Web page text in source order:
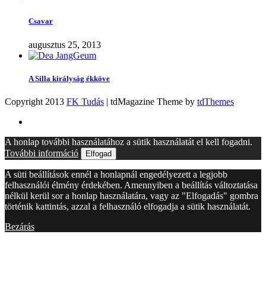
Csavar
augusztus 25, 2013
A Silla királyság ékköve
Copyright 2013 FK Tudás | tdMagazine Theme by tdThemes
A honlap további használatához a sütik használatát el kell fogadni.
További információ
Elfogad
A süti beállítások ennél a honlapnál engedélyezett a legjobb
felhasználói élmény érdekében. Amennyiben a beállítás változtatása
nélkül kerül sor a honlap használatára, vagy az "Elfogadás" gombra
történik kattintás, azzal a felhasználó elfogadja a sütik használatát.
Bezárás